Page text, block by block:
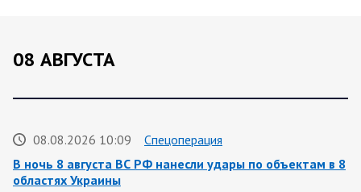
08 АВГУСТА
08.08.2026 10:09
Спецоперация
В ночь 8 августа ВС РФ нанесли удары по объектам в 8
областях Украины